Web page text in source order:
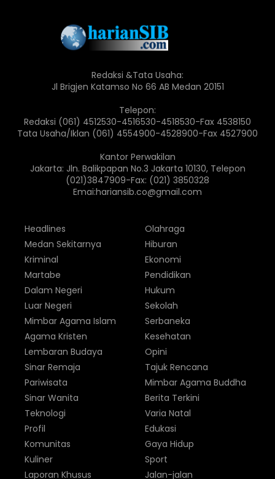
Redaksi &Tata Usaha:
Jl Brigjen Katamso No 66 AB Medan 20151
Telepon:
Redaksi (061) 4512530-4516530-4518530-Fax 4538150
Tata Usaha/Iklan (061) 4554900-4528900-Fax 4527900
Kantor Perwakilan
Jakarta: Jln. Balikpapan No.3 Jakarta 10130, Telepon
(021)3847909-Fax: (021) 3850328
Emai:hariansib.co@gmail.com
Headlines
Medan Sekitarnya
Kriminal
Martabe
Dalam Negeri
Luar Negeri
Olahraga
Hiburan
Ekonomi
Pendidikan
Hukum
Sekolah
Mimbar Agama Islam
Agama Kristen
Lembaran Budaya
Sinar Remaja
Pariwisata
Sinar Wanita
Serbaneka
Kesehatan
Opini
Tajuk Rencana
Mimbar Agama Buddha
Berita Terkini
Teknologi
Profil
Komunitas
Kuliner
Laporan Khusus
Varia Natal
Edukasi
Gaya Hidup
Sport
Jalan-jalan